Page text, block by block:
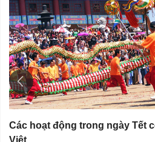
Các hoạt động trong ngày Tết
Việt